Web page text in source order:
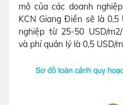
mô của các doanh
KCN Giang Điền sẽ là 0,5
nghiệp từ 25-50 USD/
và phí quản lý là 0,5 USD/